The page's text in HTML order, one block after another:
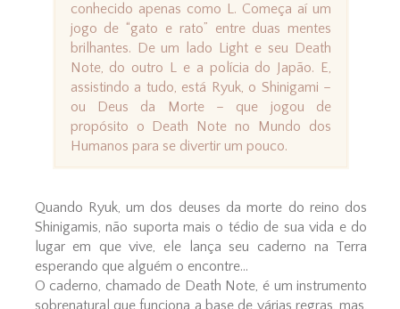
conhecido apenas como L. Começa aí um
jogo de “gato e rato” entre duas mentes
brilhantes. De um lado Light e seu Death
Note, do outro L e a polícia do Japão. E,
assistindo a tudo, está Ryuk, o Shinigami –
ou Deus da Morte – que jogou de
propósito o Death Note no Mundo dos
Humanos para se divertir um pouco.
Quando Ryuk, um dos deuses da morte do reino dos
Shinigamis, não suporta mais o tédio de sua vida e do
lugar em que vive, ele lança seu caderno na Terra
esperando que alguém o encontre...
O caderno, chamado de Death Note, é um instrumento
sobrenatural que funciona a base de várias regras, mas,